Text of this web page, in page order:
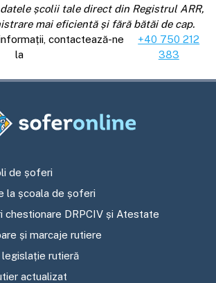
școlii tale direct din Registrul ARR,
mai eficientă și fără bătăi de cap.
contactează-ne
la
+40 750 212
383
de șoferi
la școala de șoferi
chestionare DRPCIV și Atestate
și marcaje rutiere
legislație rutieră
actualizat